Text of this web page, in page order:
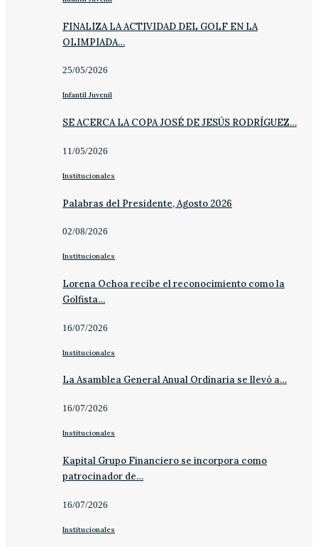
FINALIZA LA ACTIVIDAD DEL GOLF EN LA
OLIMPIADA…
25/05/2026
Infantil Juvenil
SE ACERCA LA COPA JOSÉ DE JESÚS RODRÍGUEZ…
11/05/2026
Institucionales
Palabras del Presidente, Agosto 2026
02/08/2026
Institucionales
Lorena Ochoa recibe el reconocimiento como la
Golfista…
16/07/2026
Institucionales
La Asamblea General Anual Ordinaria se llevó a…
16/07/2026
Institucionales
Kapital Grupo Financiero se incorpora como
patrocinador de…
16/07/2026
Institucionales